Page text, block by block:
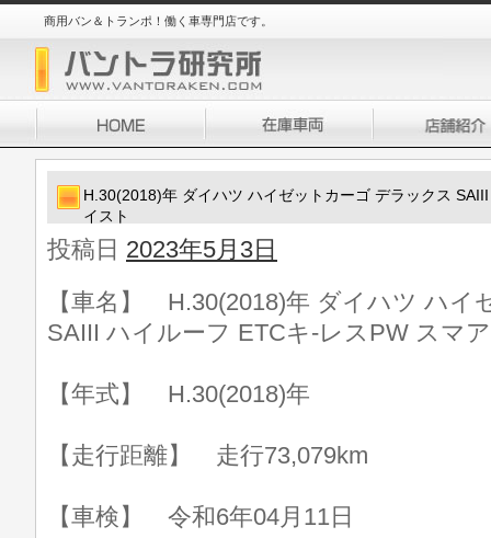
商用バン＆トランポ！働く車専門店です。
H.30(2018)年 ダイハツ ハイゼットカーゴ デラックス
イスト
投稿日 2023年5月3日
【車名】 H.30(2018)年 ダイハツ ハイ
SAIII ハイルーフ ETCキ-レスPW スマ
【年式】 H.30(2018)年
【走行距離】 走行73,079km
【車検】 令和6年04月11日